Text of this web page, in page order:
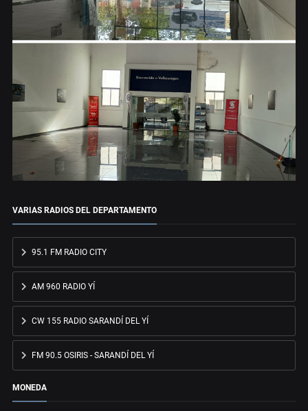
VARIAS RADIOS DEL DEPARTAMENTO
95.1 FM RADIO CITY
AM 960 RADIO YÍ
CW 155 RADIO SARANDÍ DEL YÍ
FM 90.5 OSIRIS - SARANDÍ DEL YÍ
MONEDA